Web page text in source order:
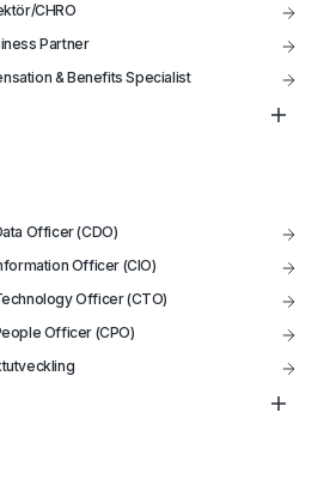
CHRO
Partner
& Benefits Specialist
Officer (CDO)
Officer (CIO)
Officer (CTO)
Officer (CPO)